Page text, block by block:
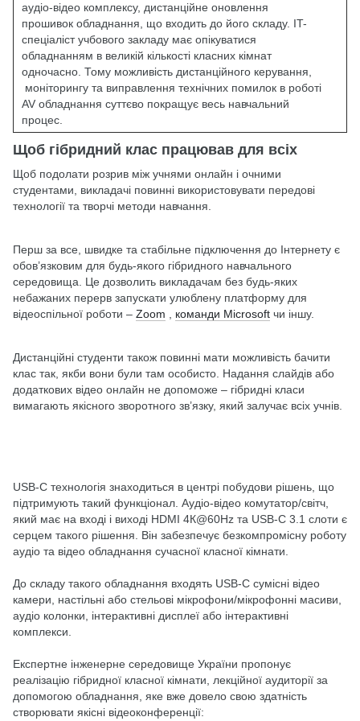
аудіо-відео комплексу, дистанційне оновлення
прошивок обладнання, що входить до його складу. IT-
спеціаліст учбового закладу має опікуватися
обладнанням в великій кількості класних кімнат
одночасно. Тому можливість дистанційного керування,
моніторингу та виправлення технічних помилок в роботі
AV обладнання суттєво покращує весь навчальний
процес.
Щоб гібридний клас працював для всіх
Щоб подолати розрив між учнями онлайн і очними
студентами, викладачі повинні використовувати передові
технології та творчі методи навчання.
Перш за все, швидке та стабільне підключення до Інтернету є
обов’язковим для будь-якого гібридного навчального
середовища. Це дозволить викладачам без будь-яких
небажаних перерв запускати улюблену платформу для
відеоспільної роботи – Zoom команди Microsoft чи іншу.
Дистанційні студенти також повинні мати можливість бачити
клас так, якби вони були там особисто. Надання слайдів або
додаткових відео онлайн не допоможе – гібридні класи
вимагають якісного зворотного зв’язку, який залучає всіх учнів.
USB-C технологія знаходиться в центрі побудови рішень, що
підтримують такий функціонал. Аудіо-відео комутатор/світч,
який має на вході і виході HDMI 4К@60Hz та USB-C 3.1 слоти є
серцем такого рішення. Він забезпечує безкомпромісну роботу
аудіо та відео обладнання сучасної класної кімнати.
До складу такого обладнання входять USB-C сумісні відео
камери, настільні або стельові мікрофони/мікрофонні масиви,
аудіо колонки, інтерактивні дисплеї або інтерактивні
комплекси.
Експертне інженерне середовище України пропонує
реалізацію гібридної класної кімнати, лекційної аудиторії за
допомогою обладнання, яке вже довело свою здатність
створювати якісні відеоконференції: